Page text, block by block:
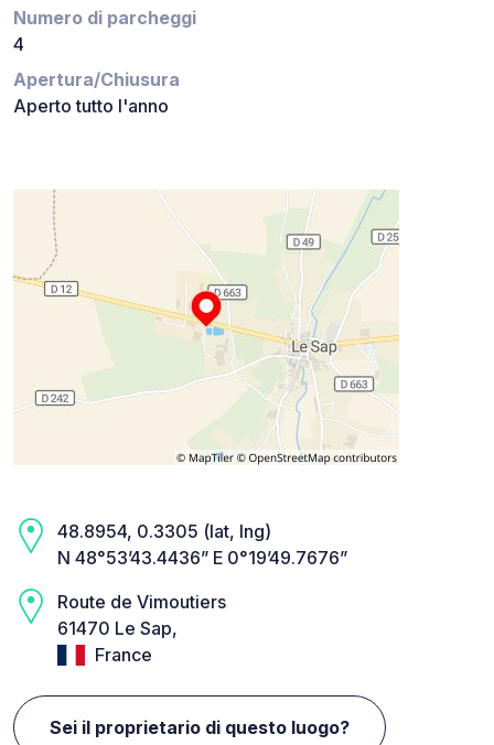
Numero di parcheggi
4
Apertura/Chiusura
Aperto tutto l'anno
48.8954, 0.3305 (lat, lng)
N 48°53’43.4436” E 0°19’49.7676”
Route de Vimoutiers
61470 Le Sap,
France
Sei il proprietario di questo luogo?